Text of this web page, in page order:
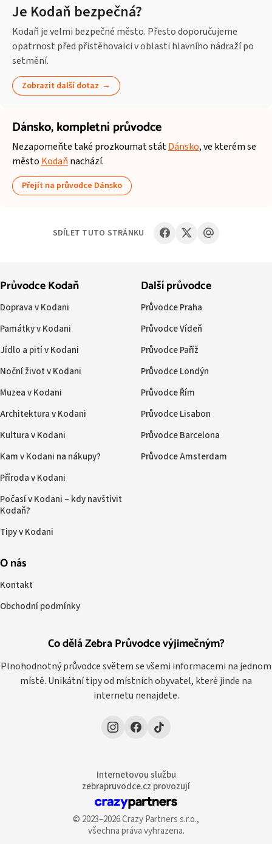
Je Kodaň bezpečná?
Kodaň je velmi bezpečné město. Přesto doporučujeme
opatrnost před přistěhovalci v oblasti hlavního nádraží po
setmění.
Zobrazit další dotaz
Dánsko,kompletní průvodce
Nezapomeňte také prozkoumat státDánsko, ve kterém se
město Kodaň nachází.
Přejít na průvodce Dánsko
SDÍLET TUTO STRÁNKU
Co dělá Zebra Průvodce výjimečným?
Plnohodnotný průvodce světem se všemi informacemi na jednom
místě. Unikátní tipy od místních obyvatel, které jinde na
internetu nenajdete.
Průvodce Kodaň
Doprava v Kodani
Památky v Kodani
Jídlo a pití v Kodani
Noční život v Kodani
Muzea v Kodani
Architektura v Kodani
Kultura v Kodani
Kam v Kodani na nákupy?
Příroda v Kodani
Počasí v Kodani – kdy navštívit
Kodaň?
Tipy v Kodani
Další průvodce
Průvodce Praha
Průvodce Vídeň
Průvodce Paříž
Průvodce Londýn
Průvodce Řím
Průvodce Lisabon
Průvodce Barcelona
Průvodce Amsterdam
O nás
Kontakt
Obchodní podmínky
Internetovou službu
zebrapruvodce.cz provozují
© 2023–2026 Crazy Partners s.r.o.,
všechna práva vyhrazena.